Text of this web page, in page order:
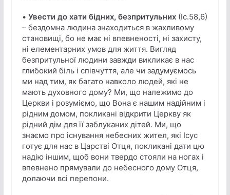
• Увести до хати бідних, безпритульних (Іс.58,6)
– бездомна людина знаходиться в жахливому
становищі, бо не має ні впевненості, ні захисту,
ні елементарних умов для життя. Вигляд
безпритульної людини завжди викликає в нас
глибокий біль і співчуття, але чи задумуємось
ми над тим, як багато навколо людей, які не
мають духовного дому? Ми, що належимо до
Церкви і розуміємо, що Вона є нашим надійним і
рідним домом, покликані відкрити Церкву як
рідний дім для її заблуканих дітей. Ми, що
знаємо про існування небесних жител, які Ісус
готує для нас в Царстві Отця, покликані дати цю
надію іншим, щоб вони твердо стояли на ногах і
впевнено прямували до небесного дому Отця,
долаючи всі перепони.